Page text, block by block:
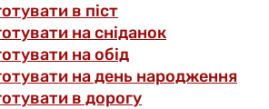
в піст
на сніданок
на обід
на день народження
в дорогу